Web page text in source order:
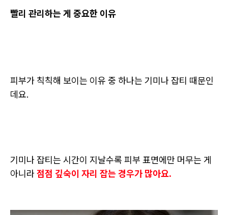
빨리 관리하는 게 중요한 이유
피부가 칙칙해 보이는 이유 중 하나는 기미나 잡티 때문인
데요.
기미나 잡티는 시간이 지날수록 피부 표면에만 머무는 게
아니라점점 깊숙이 자리 잡는 경우가 많아요.